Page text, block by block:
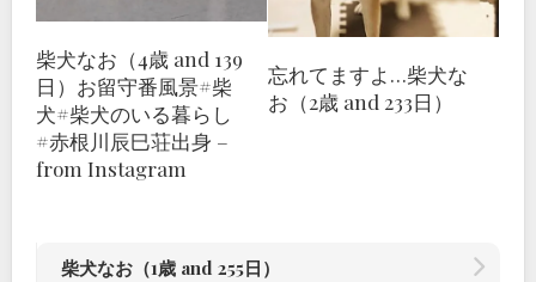
柴犬なお（4歳 and 139
日）お留守番風景#柴
犬#柴犬のいる暮らし
#赤根川辰巳荘出身 –
from Instagram
忘れてますよ…柴犬な
お（2歳 and 233日）
柴犬なお（1歳 and 255日）